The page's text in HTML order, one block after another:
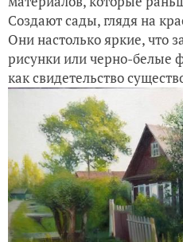
Создают сады, глядя на
Они настолько яркие, что
рисунки или черно-белые
как свидетельство